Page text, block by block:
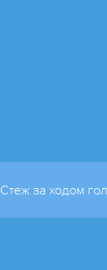
Стеж за ходом